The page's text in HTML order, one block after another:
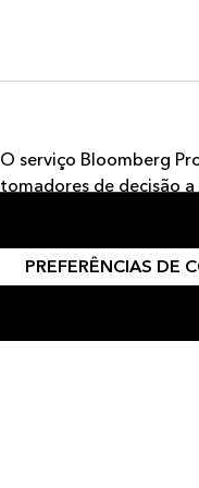
O serviço Bloomberg
tomadores de decisão
AGENDE
PREFERÊNCIAS DE